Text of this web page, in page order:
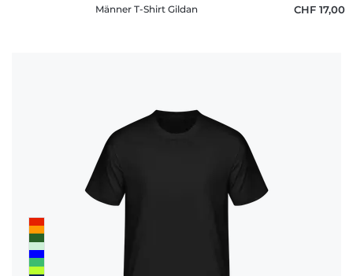
Männer T-Shirt Gildan CHF 17,00